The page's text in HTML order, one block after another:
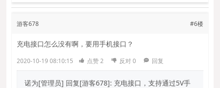
游客678 #6楼
充电接口怎么没有啊，要用手机接口？
2020-10-19 08:10:15 点赞2 反对0 回复
诺为[管理员] 回复[游客678]: 充电接口，支持通过5V手